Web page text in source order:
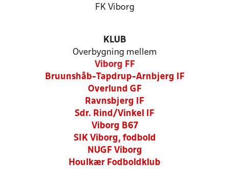
FK Viborg
KLUB
Overbygning mellem
Viborg FF
Bruunshåb-Tapdrup-Arnbjerg IF
Overlund GF
Ravnsbjerg IF
Sdr. Rind/Vinkel IF
Viborg B67
SIK Viborg, fodbold
NUGF Viborg
Houlkær Fodboldklub